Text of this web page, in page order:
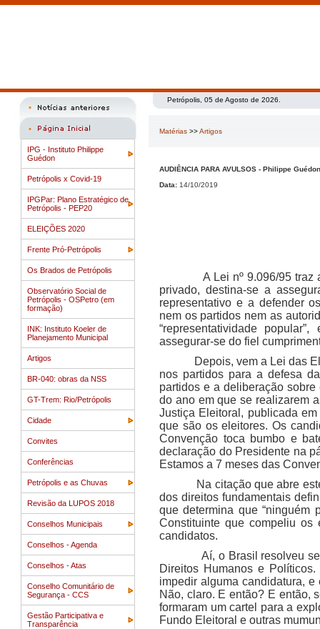
IPG - Instituto Philippe
Guédon
Petrópolis x Covid-19
IPGPar: Plano Estratégico de
Petrópolis - PEP20
ELEIÇÕES 2020
Frente Pró-Petrópolis
Os Brados de Petrópolis
Observatório Social de
Petrópolis - OSPetro (em
formação)
INK: Instituto Koeler de
Planejamento Municipal
Artigos
BR-040: obras da NSS
GT-Trem: Rio/Petrópolis
Cidade
Convites
Conferências
Petrópolis e as Chuvas
Revisão da LUPOS 2018
Conselhos Municipais
Conselhos - Agenda
Conselhos - Atas
Conselho Comunitário de
Segurança - CCS
Gestão Participativa e
Transparência
Petrópolis, 05 de Agosto de 2026.
Matérias >>Artigos
AUDIÊNCIA PARA AVULSOS - Philippe Guédon
Data: 14/10/2019
A Lei nº 9.096/95 traz a
privado, destina-se a
representativo e a defender
nem os partidos nem as
“representatividade
assegurar-se do fiel
Depois, vem a Lei das
nos partidos para a defesa
partidos e a deliberação
do ano em que se realizarem
Justiça Eleitoral, publicada
que são os eleitores. Os
Convenção toca bumbo e
declaração do Presidente na
Estamos a 7 meses das
Na citação que abre este
dos direitos fundamentais
que determina que “ninguém
Constituinte que compeliu
candidatos.
Aí, o Brasil resolveu ser
Direitos Humanos e
impedir alguma candidatura,
Não, claro. E então? E então,
formaram um cartel para a
Fundo Eleitoral e outras